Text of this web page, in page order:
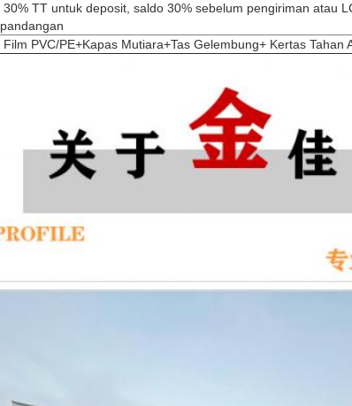
30% TT untuk deposit, saldo 30% sebelum pengiriman atau
pandangan
Film PVC/PE+Kapas Mutiara+Tas Gelembung+ Kertas Tahan